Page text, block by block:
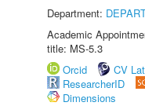
Department:
Academic
title: MS-5.3
Orcid
CV
ResearcherID
Dimensions